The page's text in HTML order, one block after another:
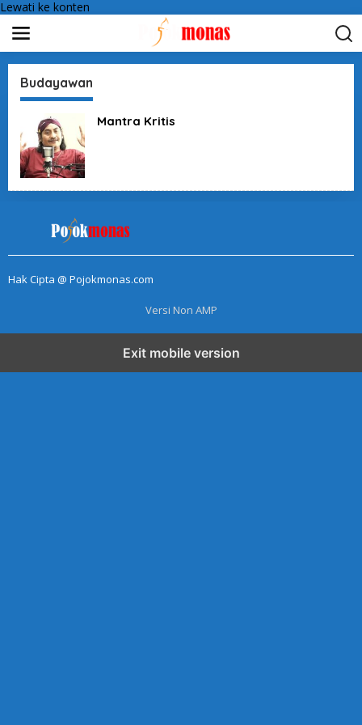
Lewati ke konten
Budayawan
Mantra Kritis
Hak Cipta @ Pojokmonas.com
Versi Non AMP
Exit mobile version